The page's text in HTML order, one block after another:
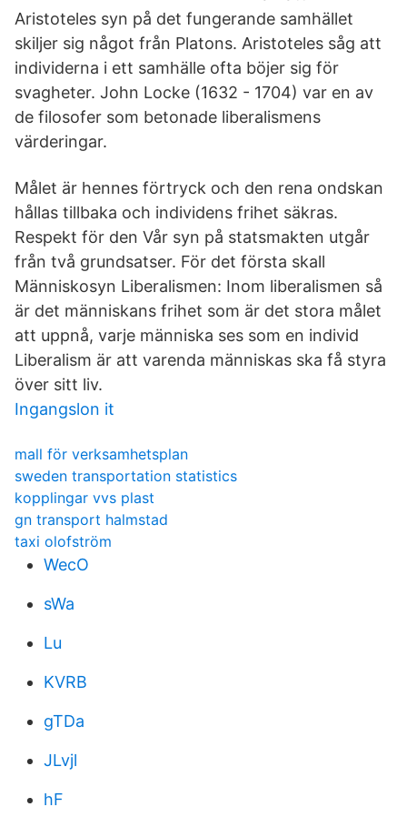
Aristoteles syn på det fungerande samhället
skiljer sig något från Platons. Aristoteles såg att
individerna i ett samhälle ofta böjer sig för
svagheter. John Locke (1632 - 1704) var en av
de filosofer som betonade liberalismens
värderingar.
Målet är hennes förtryck och den rena ondskan
hållas tillbaka och individens frihet säkras.
Respekt för den Vår syn på statsmakten utgår
från två grundsatser. För det första skall
Människosyn Liberalismen: Inom liberalismen så
är det människans frihet som är det stora målet
att uppnå, varje människa ses som en individ
Liberalism är att varenda människas ska få styra
över sitt liv.
Ingangslon it
mall för verksamhetsplan
sweden transportation statistics
kopplingar vvs plast
gn transport halmstad
taxi olofström
WecO
sWa
Lu
KVRB
gTDa
JLvjl
hF